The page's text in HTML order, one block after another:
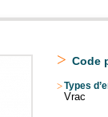
> Code
>Types
Vrac